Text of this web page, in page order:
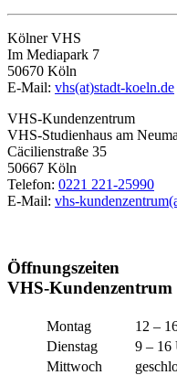
Kölner VHS
Im Mediapark 7
50670 Köln
E-Mail: vhs(at)stadt-koeln.de
VHS-Kundenzentrum
VHS-Studienhaus am
Cäcilienstraße 35
50667 Köln
Telefon: 0221 221-25990
E-Mail: vhs-
Öffnungszeiten
VHS-Kundenzentrum
Montag
12 –
Dienstag
9 – 16
Mittwoch